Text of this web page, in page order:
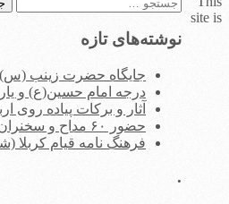
نوشته‌های تازه
جایگاه حضرت زینب (س)
درجه امام حسین(ع) و
آثار و برکات پیاده روی
حضور ۶۰ مداح و سخنران سرشناس در اربعین امسال
فرهنگ نامه قیام کربلا
.
site is